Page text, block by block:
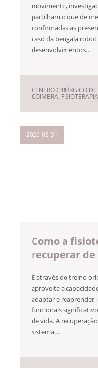
movimento,
partilham o que de
confirmadas as
caso da bengala robot
desenvolvimentos…
CENTRO CIRÚRGICO DE
COIMBRA, FISIOTERAPIA
2026-03-31
Como a
recuperar de
É através do treino
aproveita a
adaptar e
funcionais
de vida. A
sistema…